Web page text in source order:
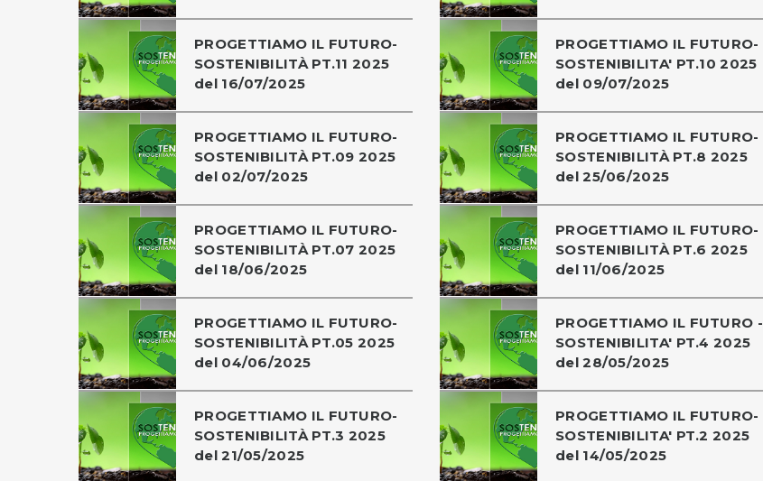
PROGETTIAMO IL FUTURO-
SOSTENIBILITÀ PT.11 2025
del 16/07/2025
PROGETTIAMO IL FUTURO-
SOSTENIBILITA' PT.10 2025
del 09/07/2025
PROGETTIAMO IL FUTURO-
SOSTENIBILITÀ PT.09 2025
del 02/07/2025
PROGETTIAMO IL FUTURO-
SOSTENIBILITÀ PT.8 2025
del 25/06/2025
PROGETTIAMO IL FUTURO-
SOSTENIBILITÀ PT.07 2025
del 18/06/2025
PROGETTIAMO IL FUTURO-
SOSTENIBILITÀ PT.6 2025
del 11/06/2025
PROGETTIAMO IL FUTURO-
SOSTENIBILITÀ PT.05 2025
del 04/06/2025
PROGETTIAMO IL FUTURO -
SOSTENIBILITA' PT.4 2025
del 28/05/2025
PROGETTIAMO IL FUTURO-
SOSTENIBILITÀ PT.3 2025
del 21/05/2025
PROGETTIAMO IL FUTURO-
SOSTENIBILITA' PT.2 2025
del 14/05/2025